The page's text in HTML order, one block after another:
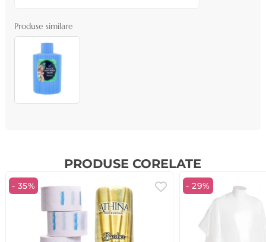
Produse similare
PRODUSE CORELATE
- 35% - 29%